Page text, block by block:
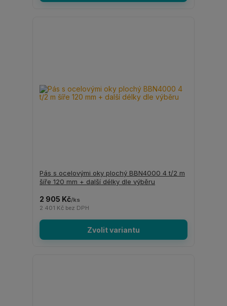
Pás s ocelovými oky plochý BBN4000 4 t/2 m
šíře 120 mm + další délky dle výběru
2 905 Kč/ks
2 401 Kč bez DPH
Zvolit variantu